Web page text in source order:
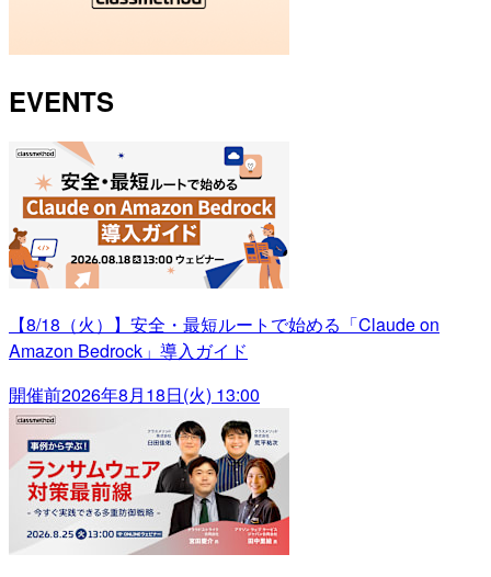
EVENTS
【8/18（火）】安全・最短ルートで始める「Claude on
Amazon Bedrock」導入ガイド
開催前2026年8月18日(火) 13:00